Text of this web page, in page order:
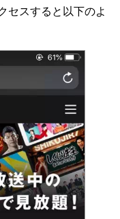
セスすると以下のよ